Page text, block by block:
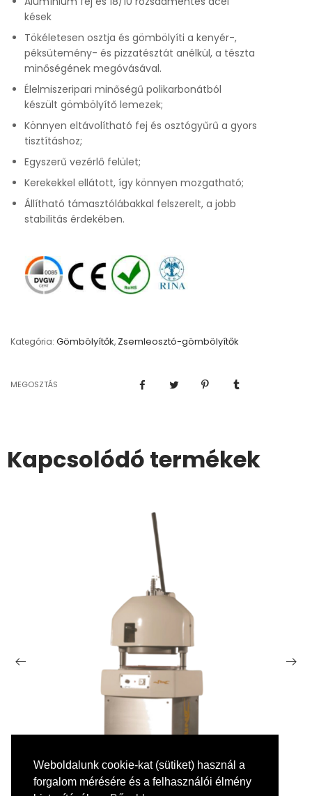
kések
Tökéletesen osztja és gömbölyíti a kenyér-,
péksütemény- és pizzatésztát anélkül, a tészta
minőségének megóvásával.
Élelmiszeripari minőségű polikarbonátból
készült gömbölyítő lemezek;
Könnyen eltávolítható fej és osztógyűrű a gyors
tisztításhoz;
Egyszerű vezérlő felület;
Kerekekkel ellátott, így könnyen mozgatható;
Állítható támasztólábakkal felszerelt, a jobb
stabilitás érdekében.
Kategória: Gömbölyítők, Zsemleosztó-gömbölyítők
MEGOSZTÁS
Kapcsolódó termékek
Weboldalunk cookie-kat (sütiket) használ a
forgalom mérésére és a felhasználói élmény